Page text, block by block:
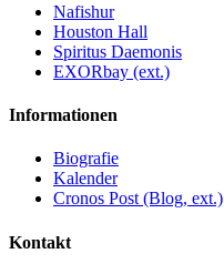
Nafishur
Houston Hall
Spiritus Daemonis
EXORbay (ext.)
Informationen
Biografie
Kalender
Cronos Post (Blog, ext.)
Kontakt